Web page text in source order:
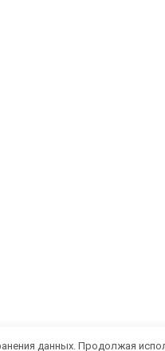
данных. Продолжая